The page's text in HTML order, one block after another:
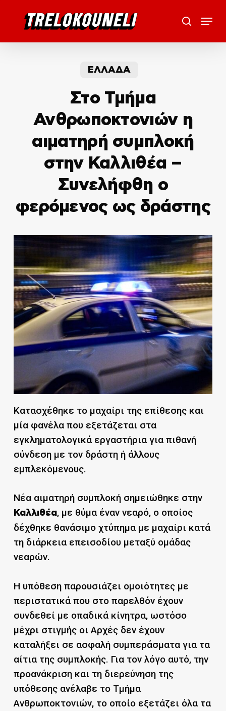
search
Menu
ΕΛΛΑΔΑ
Στο Τμήμα
Ανθρωποκτονιών η
αιματηρή συμπλοκή
στην Καλλιθέα –
Συνελήφθη ο
φερόμενος ως δράστης
Κατασχέθηκε το μαχαίρι της επίθεσης και
μία φανέλα που εξετάζεται στα
εγκληματολογικά εργαστήρια για πιθανή
σύνδεση με τον δράστη ή άλλους
εμπλεκόμενους.
Νέα αιματηρή συμπλοκή σημειώθηκε στην
Καλλιθέα, με θύμα έναν νεαρό, ο οποίος
δέχθηκε θανάσιμο χτύπημα με μαχαίρι κατά
τη διάρκεια επεισοδίου μεταξύ ομάδας
νεαρών.
Η υπόθεση παρουσιάζει ομοιότητες με
περιστατικά που στο παρελθόν έχουν
συνδεθεί με οπαδικά κίνητρα, ωστόσο
μέχρι στιγμής οι Αρχές δεν έχουν
καταλήξει σε ασφαλή συμπεράσματα για τα
αίτια της συμπλοκής. Για τον λόγο αυτό, την
προανάκριση και τη διερεύνηση της
υπόθεσης ανέλαβε το Τμήμα
Ανθρωποκτονιών, το οποίο εξετάζει όλα τα